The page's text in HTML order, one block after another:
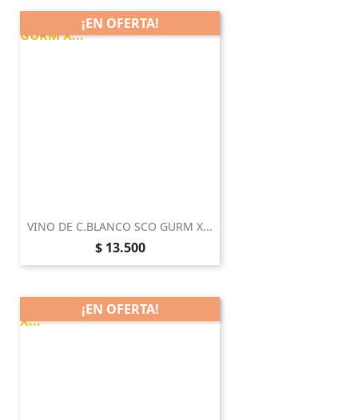
VINO DE C.BLANCO SCO GURM X...
Precio
$ 13.500
¡EN OFERTA!
¡EN OFERTA!